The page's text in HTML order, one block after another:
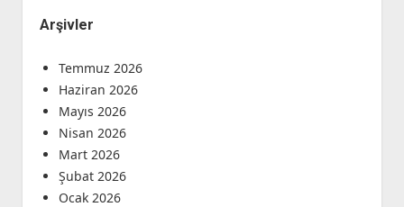
Arşivler
Temmuz 2026
Haziran 2026
Mayıs 2026
Nisan 2026
Mart 2026
Şubat 2026
Ocak 2026